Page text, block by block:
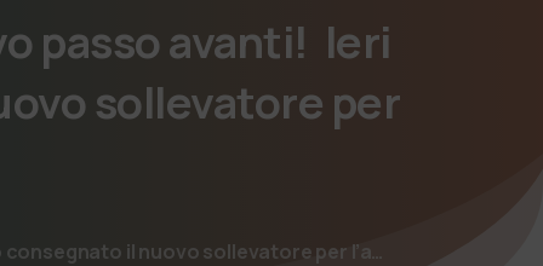
passoavanti! Ieri
sollevatore per
il nuovo sollevatore per l’a…